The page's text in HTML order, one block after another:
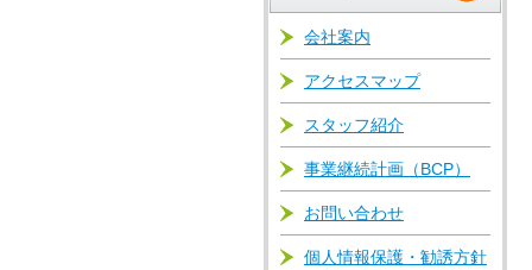
会社案内
アクセスマップ
スタッフ紹介
事業継続計画（BCP）
お問い合わせ
個人情報保護・勧誘方針